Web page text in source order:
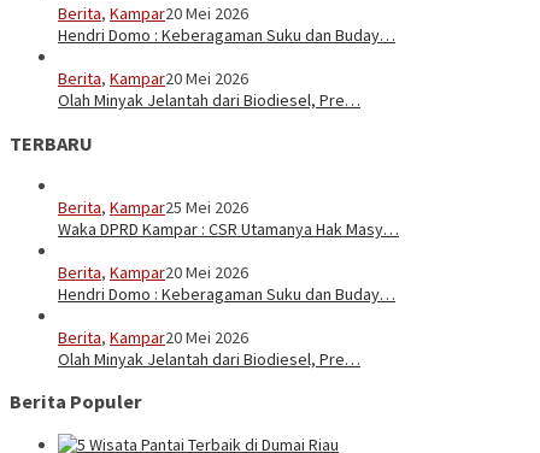
Berita, Kampar20 Mei 2026
Hendri Domo : Keberagaman Suku dan Buday…
Berita, Kampar20 Mei 2026
Olah Minyak Jelantah dari Biodiesel, Pre…
TERBARU
Berita, Kampar25 Mei 2026
Waka DPRD Kampar : CSR Utamanya Hak Masy…
Berita, Kampar20 Mei 2026
Hendri Domo : Keberagaman Suku dan Buday…
Berita, Kampar20 Mei 2026
Olah Minyak Jelantah dari Biodiesel, Pre…
Berita Populer